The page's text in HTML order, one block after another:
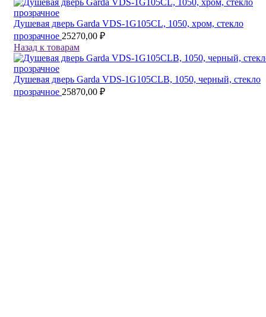
Душевая дверь Garda VDS-1G105CL, 1050, хром, стекло
прозрачное 25270,00 ₽
Назад к товарам
Душевая дверь Garda VDS-1G105CLB, 1050, черный, стекло
прозрачное 25870,00 ₽